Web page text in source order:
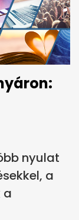
nyulat
a
a